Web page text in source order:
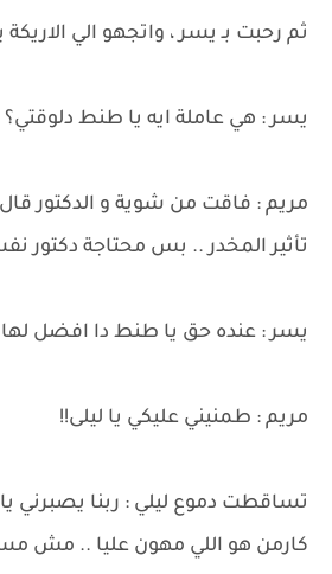
ثم رحبت بـ يسر ، واتجهو الي
يسر : هي عاملة ايه يا طنط دلوقتي؟
مريم : فاقت من شوية و الدكتور
تأثير المخدر .. بس محتاجة دكتور
يسر : عنده حق يا طنط دا افضل لها
مريم : طمنيني عليكي يا ليلى!!
تساقطت دموع ليلي : ربنا يصبرني
كارمن هو اللي مهون عليا .. مش